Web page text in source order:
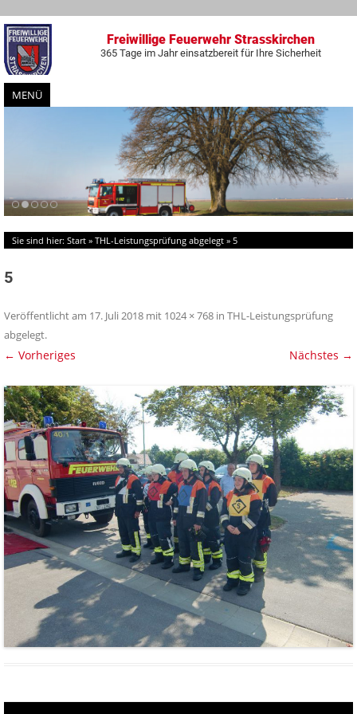
Freiwillige Feuerwehr Strasskirchen
365 Tage im Jahr einsatzbereit für Ihre Sicherheit
MENÜ
Zum
Inhalt
springen
Sie sind hier: Start » THL-Leistungsprüfung abgelegt » 5
5
Veröffentlicht am 17. Juli 2018 mit 1024 × 768 in THL-Leistungsprüfung
abgelegt.
← Vorheriges Nächstes →